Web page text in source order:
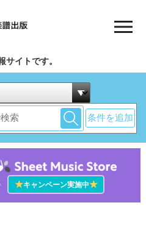
サイトです。
条件を追加
★キャンペーン実施中★